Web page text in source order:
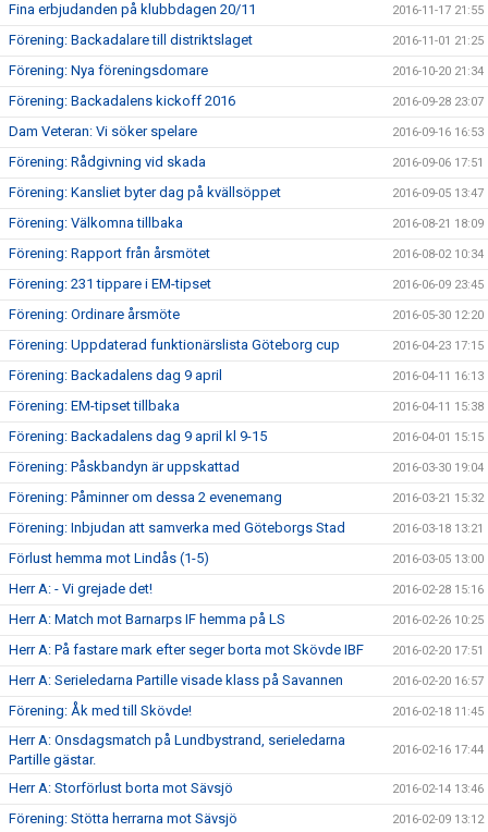
Fina erbjudanden på klubbdagen 20/11 2016-11-17 21:55
Förening: Backadalare till distriktslaget 2016-11-01 21:25
Förening: Nya föreningsdomare 2016-10-20 21:34
Förening: Backadalens kickoff 2016 2016-09-28 23:07
Dam Veteran: Vi söker spelare 2016-09-16 16:53
Förening: Rådgivning vid skada 2016-09-06 17:51
Förening: Kansliet byter dag på kvällsöppet 2016-09-05 13:47
Förening: Välkomna tillbaka 2016-08-21 18:09
Förening: Rapport från årsmötet 2016-08-02 10:34
Förening: 231 tippare i EM-tipset 2016-06-09 23:45
Förening: Ordinare årsmöte 2016-05-30 12:20
Förening: Uppdaterad funktionärslista Göteborg cup 2016-04-23 17:15
Förening: Backadalens dag 9 april 2016-04-11 16:13
Förening: EM-tipset tillbaka 2016-04-11 15:38
Förening: Backadalens dag 9 april kl 9-15 2016-04-01 15:15
Förening: Påskbandyn är uppskattad 2016-03-30 19:04
Förening: Påminner om dessa 2 evenemang 2016-03-21 15:32
Förening: Inbjudan att samverka med Göteborgs Stad 2016-03-18 13:21
Förlust hemma mot Lindås (1-5) 2016-03-05 13:00
Herr A: - Vi grejade det! 2016-02-28 15:16
Herr A: Match mot Barnarps IF hemma på LS 2016-02-26 10:25
Herr A: På fastare mark efter seger borta mot Skövde IBF 2016-02-20 17:51
Herr A: Serieledarna Partille visade klass på Savannen 2016-02-20 16:57
Förening: Åk med till Skövde! 2016-02-18 11:45
Herr A: Onsdagsmatch på Lundbystrand, serieledarna
Partille gästar.
2016-02-16 17:44
Herr A: Storförlust borta mot Sävsjö 2016-02-14 13:46
Förening: Stötta herrarna mot Sävsjö 2016-02-09 13:12